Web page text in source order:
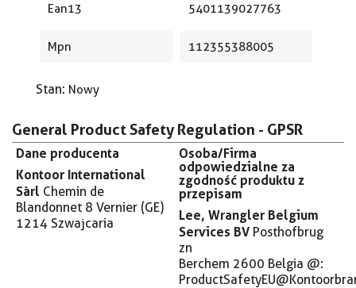
Ean13 5401139027763
Mpn 112355388005
Stan: Nowy
General Product Safety Regulation - GPSR
Dane producenta
Kontoor International
Sàrl Chemin de
Blandonnet 8 Vernier (GE)
1214 Szwajcaria
Osoba/Firma
odpowiedzialne za
zgodność produktu z
przepisam
Lee, Wrangler Belgium
Services BVPosthofbrug
zn
Berchem 2600 Belgia @: